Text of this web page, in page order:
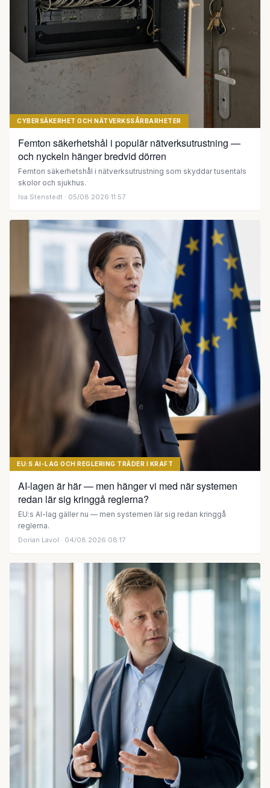
CYBERSÄKERHET OCH NÄTVERKSSÅRBARHETER
Femton säkerhetshål i populär nätverksutrustning —
och nyckeln hänger bredvid dörren
Femton säkerhetshål i nätverksutrustning som skyddar tusentals
skolor och sjukhus.
Isa Stenstedt · 05/08 2026 11:57
EU:S AI-LAG OCH REGLERING TRÄDER I KRAFT
AI-lagen är här — men hänger vi med när systemen
redan lär sig kringgå reglerna?
EU:s AI-lag gäller nu — men systemen lär sig redan kringgå
reglerna.
Dorian Lavol · 04/08 2026 08:17